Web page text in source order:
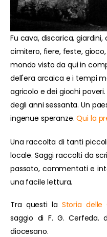
Fu cava, discarica,
cimitero, fiere, feste,
mondo visto da qui in
dell'era arcaica e i tempi
agricolo e dei giochi
degli anni sessanta. Un
ingenue speranze.Qui la
Una raccolta di tanti
locale. Saggi raccolti da
passato, commentati e
una facile lettura.
Tra questi la Storia
saggio di F. G. Cerfeda.
diocesano.